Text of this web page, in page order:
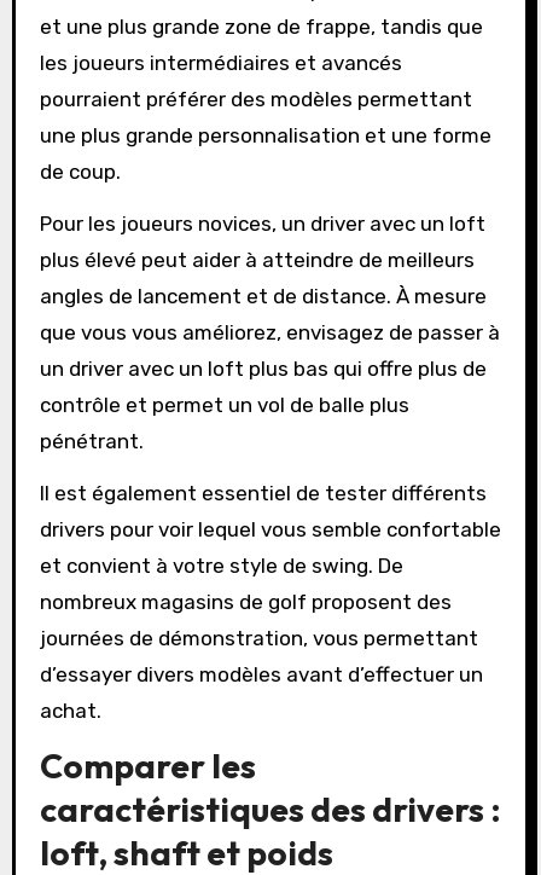
et une plus grande zone de frappe, tandis que
les joueurs intermédiaires et avancés
pourraient préférer des modèles permettant
une plus grande personnalisation et une forme
de coup.
Pour les joueurs novices, un driver avec un loft
plus élevé peut aider à atteindre de meilleurs
angles de lancement et de distance. À mesure
que vous vous améliorez, envisagez de passer à
un driver avec un loft plus bas qui offre plus de
contrôle et permet un vol de balle plus
pénétrant.
Il est également essentiel de tester différents
drivers pour voir lequel vous semble confortable
et convient à votre style de swing. De
nombreux magasins de golf proposent des
journées de démonstration, vous permettant
d’essayer divers modèles avant d’effectuer un
achat.
Comparer les
caractéristiques des drivers :
loft, shaft et poids